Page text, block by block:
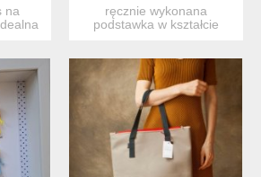
na
ręcznie wykonana
podstawka w kształcie